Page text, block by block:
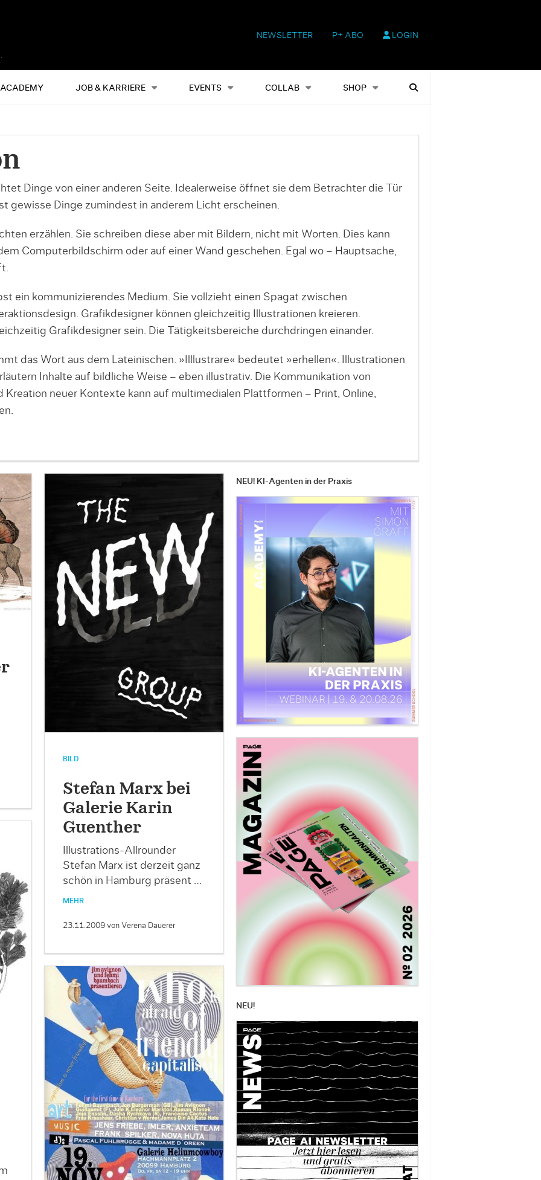
NEWSLETTER P+ ABO LOGIN
ACADEMY JOB & KARRIERE EVENTS COLLAB SHOP
Alles Events Shop Heftausgaben Suchen
Dinge von einer anderen Seite. Idealerweise öffnet sie dem Betrachter die Tür
gewisse Dinge zumindest in anderem Licht erscheinen.
erzählen. Sie schreiben diese aber mit Bildern, nicht mit Worten. Dies kann
Computerbildschirm oder auf einer Wand geschehen. Egal wo – Hauptsache,
ein kommunizierendes Medium. Sie vollzieht einen Spagat zwischen
Grafikdesigner können gleichzeitig Illustrationen kreieren.
Grafikdesigner sein. Die Tätigkeitsbereiche durchdringen einander.
das Wort aus dem Lateinischen. »Illlustrare« bedeutet »erhellen«. Illustrationen
Inhalte auf bildliche Weise – eben illustrativ. Die Kommunikation von
Kreation neuer Kontexte kann auf multimedialen Plattformen – Print, Online,
BILD
Stefan Marx bei
Galerie Karin
Guenther
Illustrations-Allrounder
Stefan Marx ist derzeit ganz
schön in Hamburg präsent …
MEHR
23.11.2009 von Verena Dauerer
NEU! KI-Agenten in der Praxis
NEU!